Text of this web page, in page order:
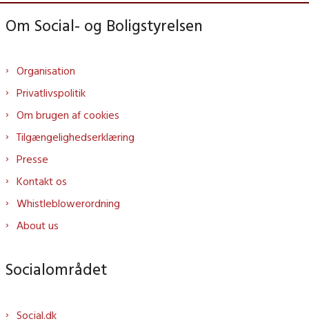
Om Social- og Boligstyrelsen
Organisation
Privatlivspolitik
Om brugen af cookies
Tilgængelighedserklæring
Presse
Kontakt os
Whistleblowerordning
About us
Socialområdet
Social.dk